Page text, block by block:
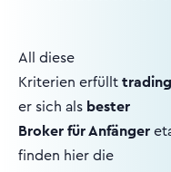
All diese
Kriterien erfüllt
er sich als bester
Broker für Anfänger
finden hier die